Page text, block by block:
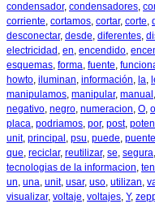
condensador, condensadores,
corriente, cortamos, cortar, corte,
desconectar, desde, diferentes,
electricidad , en, encendido,
esquemas, forma, fuente,
howto, iluminan, información, la,
manipulamos, manipular, manual ,
negativo, negro, numeracion, O,
placa, podriamos, por, post,
unit, principal , psu, puede, puente
que, reciclar, reutilizar, se, segura,
tecnologias de la informacion,
un, una, unit, usar, uso, utilizan,
visualizar, voltaje, voltajes, Y,